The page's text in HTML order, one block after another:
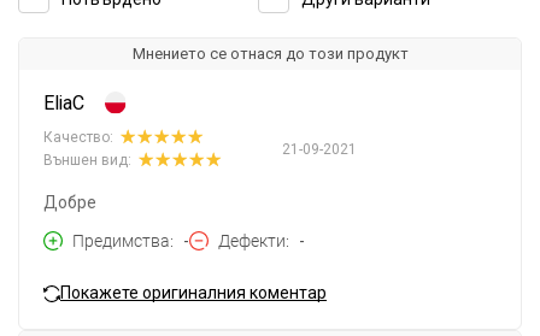
Мнението се отнася до този продукт
EliaC
21-09-2021
Качество:
Външен вид:
Добре
Предимства
- Дефекти -
Покажете оригиналния коментар